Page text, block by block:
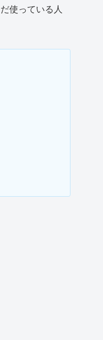
使っている人